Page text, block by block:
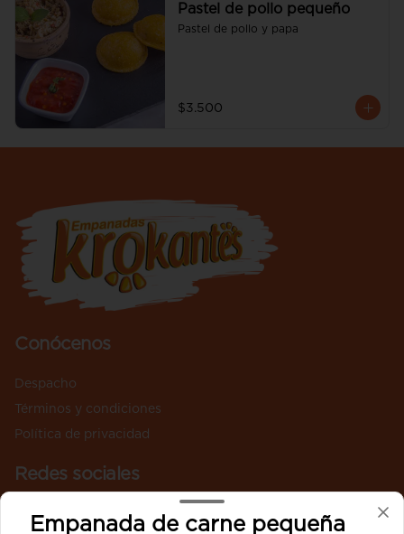
Pastel de pollo pequeño
Pastel de pollo y papa
$3.500
Conócenos
Despacho
Términos y condiciones
Política de privacidad
Redes sociales
Instagram
Empanada de carne pequeña